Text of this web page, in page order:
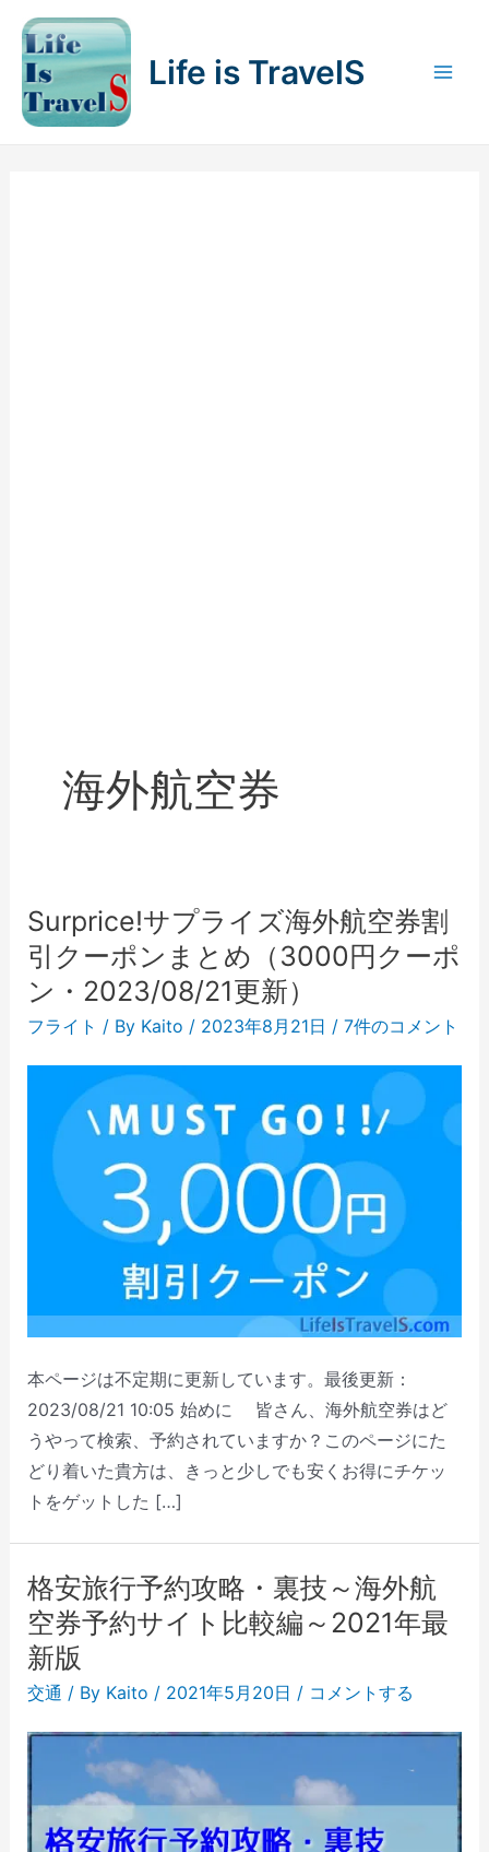
Life is TravelS
海外航空券
Surprice!サプライズ海外航空券割
引クーポンまとめ（3000円クーポ
ン・2023/08/21更新）
フライト / By Kaito / 2023年8月21日 / 7件のコメント
本ページは不定期に更新しています。最後更新：
2023/08/21 10:05 始めに 皆さん、海外航空券はど
うやって検索、予約されていますか？このページにた
どり着いた貴方は、きっと少しでも安くお得にチケッ
トをゲットした […]
格安旅行予約攻略・裏技～海外航
空券予約サイト比較編～2021年最
新版
交通 / By Kaito / 2021年5月20日 / コメントする